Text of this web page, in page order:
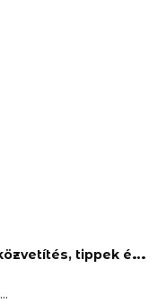
B
arcelona–Nottingham Forest közvetítés, tippek és fogadás